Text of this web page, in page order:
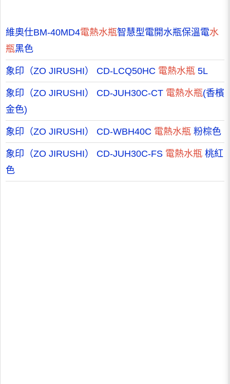
維奧仕BM-40MD4電熱水瓶智慧型電開水瓶保溫電水
瓶黑色
象印（ZO JIRUSHI） CD-LCQ50HC 電熱水瓶 5L
象印（ZO JIRUSHI） CD-JUH30C-CT 電熱水瓶(香檳
金色)
象印（ZO JIRUSHI） CD-WBH40C 電熱水瓶 粉棕色
象印（ZO JIRUSHI） CD-JUH30C-FS 電熱水瓶 桃紅
色